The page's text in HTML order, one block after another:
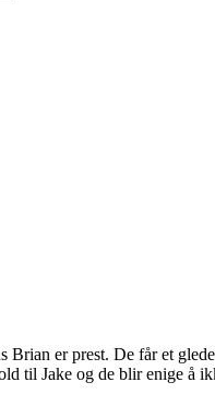
er prest. De får et
til Jake og de blir enige